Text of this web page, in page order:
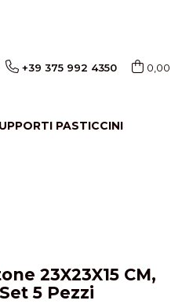
+39 375 992 4350 0,00
PASTICCINI
23X23X15 CM,
5 Pezzi